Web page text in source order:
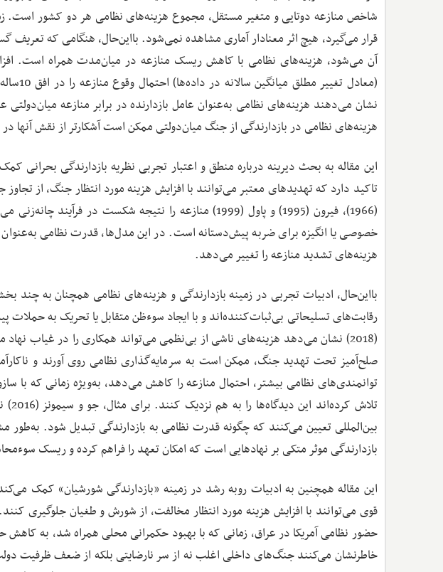
شاخص منازعه دوتایی و متغیر مستقل، مجموع هزینه‌های نظامی هر دو کشور است.
قرار می‌گیرد، هیچ اثر معنادار آماری مشاهده نمی‌شود. بااین‌حال، هنگامی که
نشان می‌دهند هزینه‌های نظامی به‌عنوان عامل بازدارنده در برابر منازعه
هزینه‌های نظامی در بازدارندگی از جنگ میان‌دولتی ممکن است آشکارتر از نقش آنها
این مقاله به بحث دیرینه درباره منطق و اعتبار تجربی نظریه بازدارندگی بحرانی
تاکید دارد که تهدیدهای معتبر می‌توانند با افزایش هزینه مورد انتظار جنگ، از
(1966)، فیرون (1995) و پاول (1999) منازعه را نتیجه شکست
خصوصی یا انگیزه برای ضربه پیش‌دستانه است. در این مدل‌ها، قدرت نظامی به‌عنوان
هزینه‌های تشدید منازعه را تغییر می‌دهد.
بااین‌حال، ادبیات تجربی در زمینه بازدارندگی و هزینه‌های نظامی همچنان به
رقابت‌های تسلیحاتی بی‌ثبات‌کننده‌اند و با ایجاد سوءظن متقابل یا تحریک به
(2018) نشان می‌دهد هزینه‌های ناشی از بی‌نظمی می‌تواند همکاری را در غیاب
صلح‌آمیز تحت تهدید جنگ، ممکن است به سرمایه‌گذاری نظامی روی آورند و
توانمندی‌های نظامی بیشتر، احتمال منازعه را کاهش می‌دهد، به‌ویژه زمانی که با
بازدارندگی موثر متکی بر نهادهایی است که امکان تعهد را فراهم کرده و ریسک
این مقاله همچنین به ادبیات رو‌به رشد در زمینه «بازدارندگی شورشیان» کمک
خاطرنشان می‌کنند جنگ‌های داخلی اغلب نه از سر نارضایتی بلکه از ضعف ظرفیت